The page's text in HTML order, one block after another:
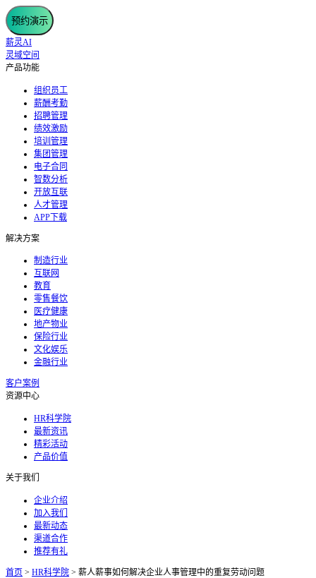
预约演示
薪灵AI
灵域空间
产品功能
组织员工
薪酬考勤
招聘管理
绩效激励
培训管理
集团管理
电子合同
智数分析
开放互联
人才管理
APP下载
解决方案
制造行业
互联网
教育
零售餐饮
医疗健康
地产物业
保险行业
文化娱乐
金融行业
客户案例
资源中心
HR科学院
最新资讯
精彩活动
产品价值
关于我们
企业介绍
加入我们
最新动态
渠道合作
推荐有礼
首页 > HR科学院 > 薪人薪事如何解决企业人事管理中的重复劳动问题